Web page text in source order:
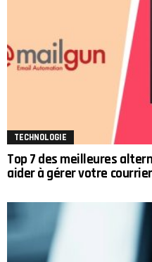
TECHNOLOGIE
Top 7 des meilleures
aider à gérer votre